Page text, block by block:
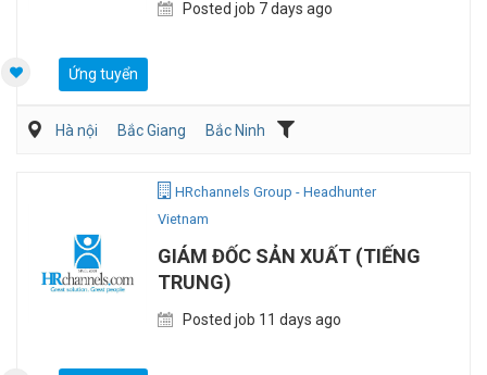
Posted job 7 days ago
Ứng tuyển
Hà nội Bắc Giang
Bắc Ninh
HRchannels Group - Headhunter
Vietnam
GIÁM ĐỐC SẢN XUẤT (TIẾNG
TRUNG)
Posted job 11 days ago